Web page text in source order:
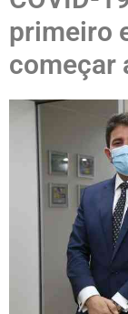
primeiro
começar